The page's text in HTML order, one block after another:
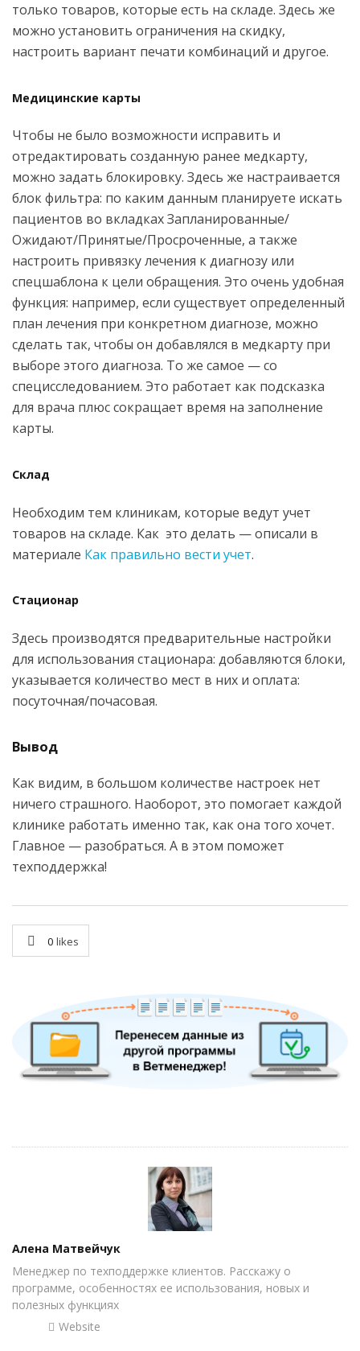
только товаров, которые есть на складе. Здесь же
можно установить ограничения на скидку,
настроить вариант печати комбинаций и другое.
Медицинские карты
Чтобы не было возможности исправить и
отредактировать созданную ранее медкарту,
можно задать блокировку. Здесь же настраивается
блок фильтра: по каким данным планируете искать
пациентов во вкладках Запланированные/
Ожидают/Принятые/Просроченные, а также
настроить привязку лечения к диагнозу или
спецшаблона к цели обращения. Это очень удобная
функция: например, если существует определенный
план лечения при конкретном диагнозе, можно
сделать так, чтобы он добавлялся в медкарту при
выборе этого диагноза. То же самое — со
специсследованием. Это работает как подсказка
для врача плюс сокращает время на заполнение
карты.
Склад
Необходим тем клиникам, которые ведут учет
товаров на складе. Как это делать — описали в
материале Как правильно вести учет.
Стационар
Здесь производятся предварительные настройки
для использования стационара: добавляются блоки,
указывается количество мест в них и оплата:
посуточная/почасовая.
Вывод
Как видим, в большом количестве настроек нет
ничего страшного. Наоборот, это помогает каждой
клинике работать именно так, как она того хочет.
Главное — разобраться. А в этом поможет
техподдержка!
0 likes
Author
Алена Матвейчук
Менеджер по техподдержке клиентов. Расскажу о
программе, особенностях ее использования, новых и
полезных функциях
Website